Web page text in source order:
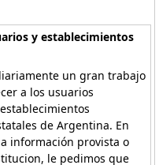
y establecimientos
un gran trabajo
a los usuarios
de Argentina. En
información provista o
le pedimos que